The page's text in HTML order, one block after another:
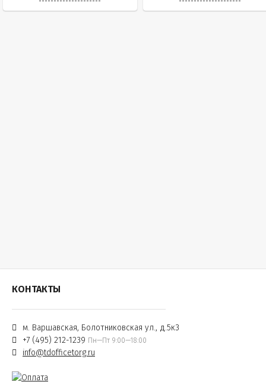
КОНТАКТЫ
м. Варшавская, Болотниковская ул., д.5к3
+7 (495) 212-1239 Пн—Пт 9:00—18:00
info@tdofficetorg.ru